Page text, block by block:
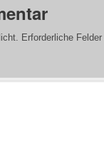
Erforderliche